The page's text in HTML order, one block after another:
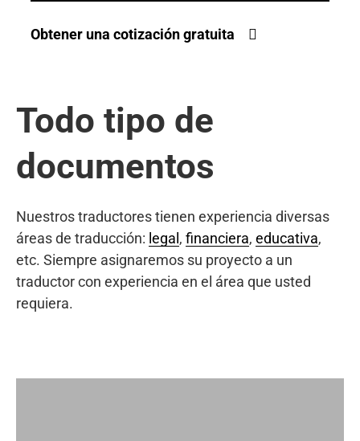
Obtener una cotización gratuita
Todo tipo de
documentos
Nuestros traductores tienen experiencia diversas
áreas de traducción: legal , financiera, educativa,
etc. Siempre asignaremos su proyecto a un
traductor con experiencia en el área que usted
requiera.